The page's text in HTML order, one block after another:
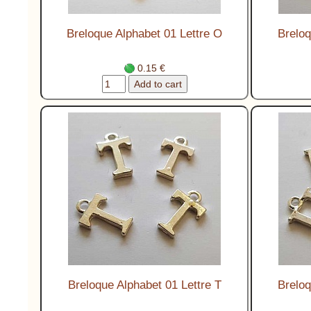
Breloque Alphabet 01 Lettre O
0.15 €
Breloque Alphabet 01 Lettre T